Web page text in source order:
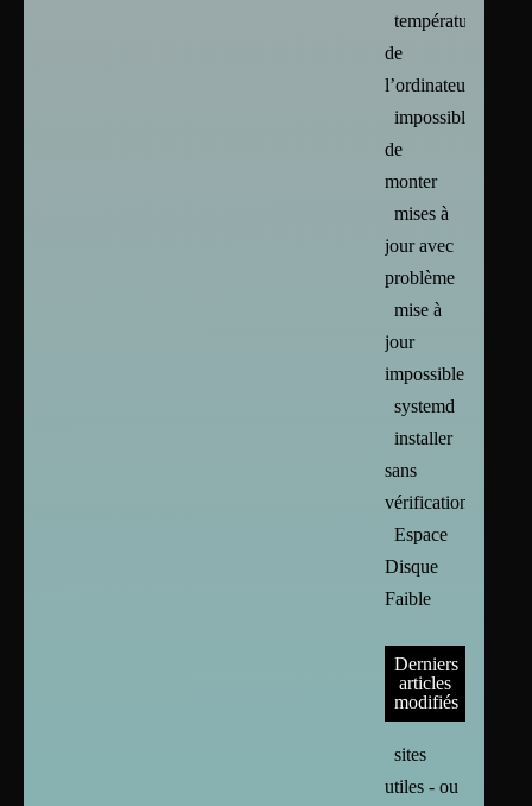
températures
de
l’ordinateur
impossible
de
monter
mises à
jour avec
problème
mise à
jour
impossible
systemd
installer
sans
vérification
Espace
Disque
Faible
Derniers
articles
modifiés
sites
utiles - ou